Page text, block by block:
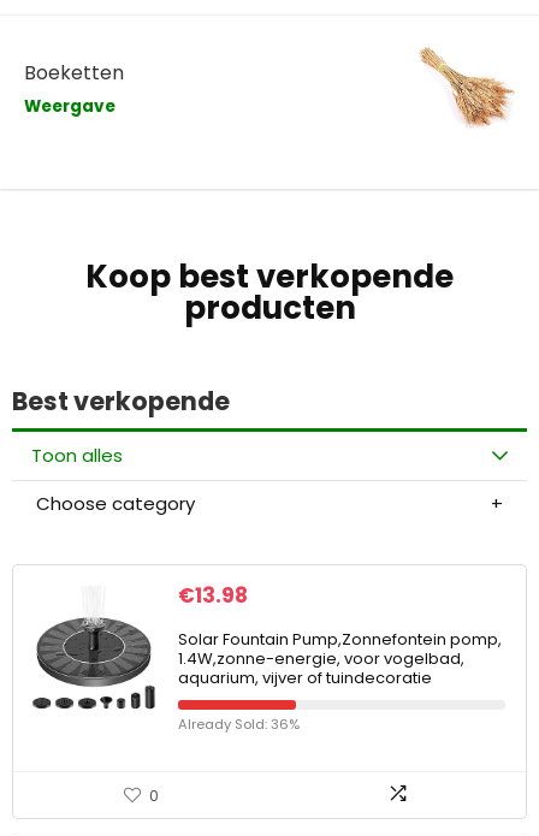
Boeketten
Weergave
Koop best verkopende
producten
Best verkopende
Toon alles
Choose category
€13.98
Solar Fountain Pump,Zonnefontein pomp,
1.4W,zonne-energie, voor vogelbad,
aquarium, vijver of tuindecoratie
Already Sold: 36%
0